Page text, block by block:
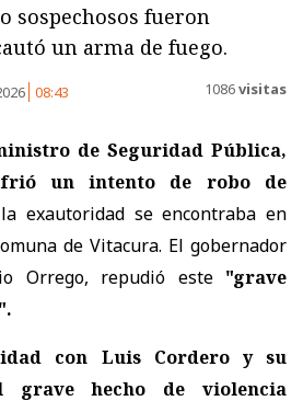
sospechosos fueron
un arma de fuego.
08:43 1086visitas
de Seguridad Pública,
un intento de robo de
exautoridad se encontraba en
de Vitacura. El gobernador
Orrego, repudió este"grave
con Luis Cordero y su
grave hecho de violencia